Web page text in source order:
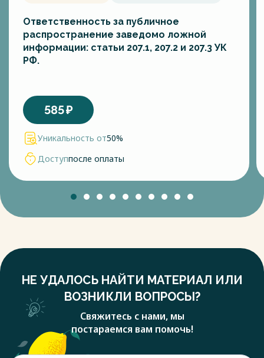
Ответственность за публичное
распространение заведомо ложной
информации: статьи 207.1, 207.2 и 207.3 УК
РФ.
585₽
Уникальность от50%
Доступпосле оплаты
НЕ УДАЛОСЬ НАЙТИ МАТЕРИАЛ ИЛИ
ВОЗНИКЛИ ВОПРОСЫ?
Свяжитесь с нами, мы
постараемся вам помочь!